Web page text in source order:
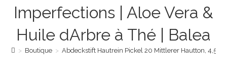
Imperfections | Aloe Vera &
Huile dArbre à Thé | Balea
> Boutique > Abdeckstift Hautrein Pickel 20 Mittlerer Hautton, 4,5 g